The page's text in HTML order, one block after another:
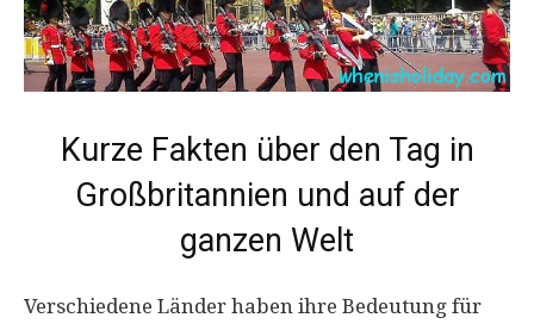
Kurze Fakten über den Tag in
Großbritannien und auf der
ganzen Welt
Verschiedene Länder haben ihre Bedeutung für